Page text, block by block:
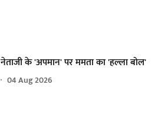
नेताजी के 'अपमान' पर ममता का 'हल्ला बोल'
04 Aug 2026